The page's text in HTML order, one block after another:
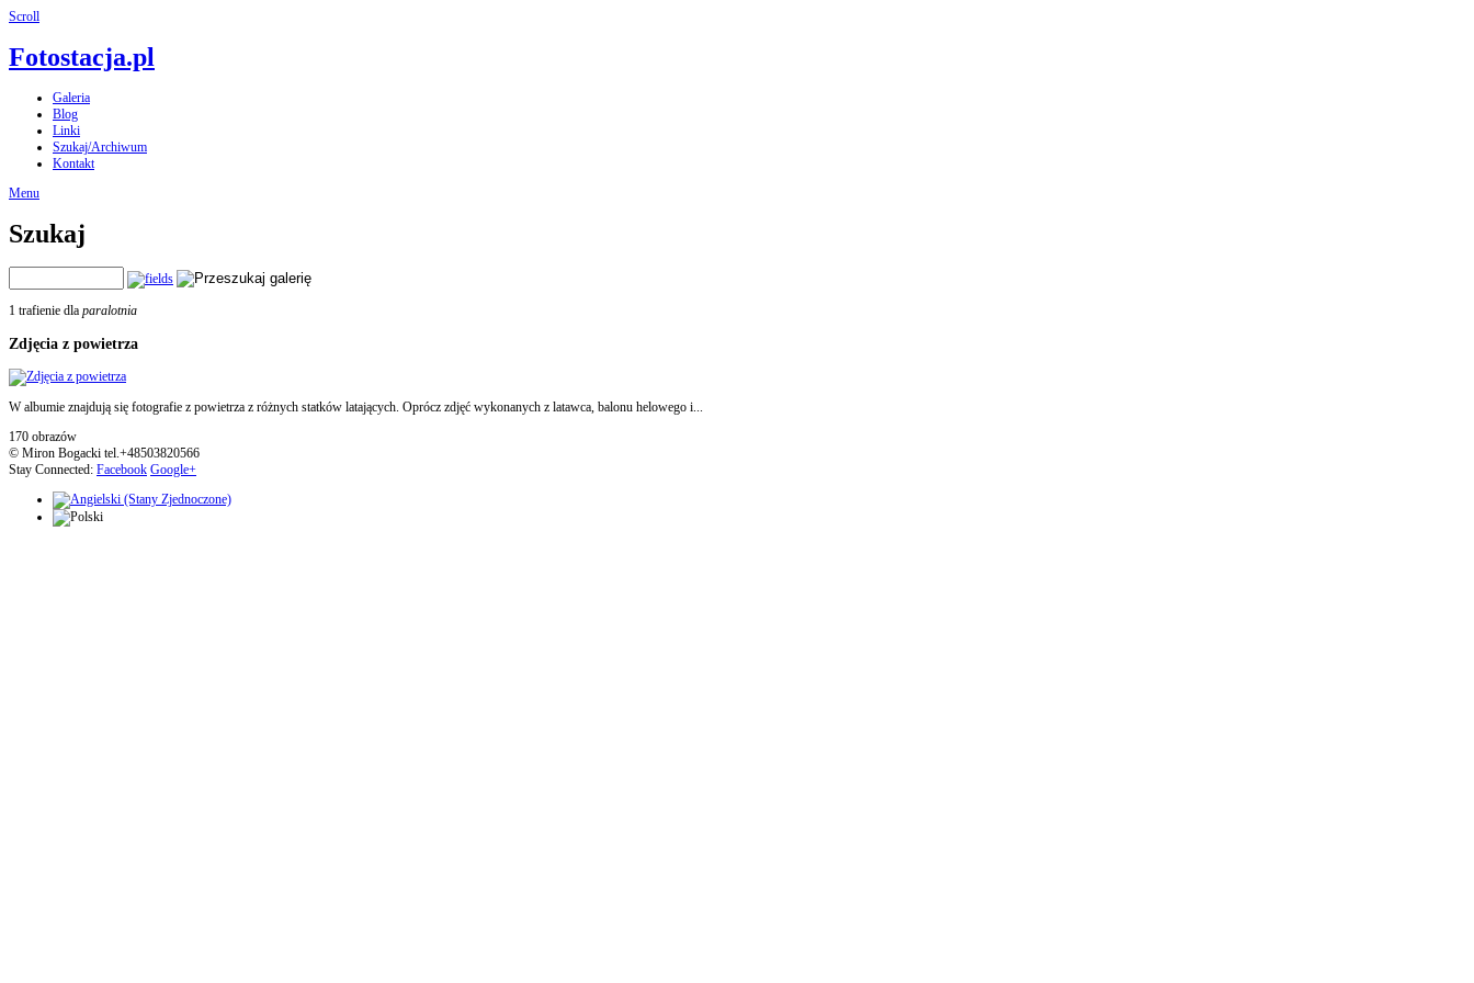
Scroll
Fotostacja.pl
Galeria
Blog
Linki
Szukaj/Archiwum
Kontakt
Menu
Szukaj
1 trafienie dla paralotnia
Zdjęcia z powietrza
W albumie znajdują się fotografie z powietrza z różnych statków latających. Oprócz zdjęć wykonanych z latawca, balonu helowego i...
170 obrazów
© Miron Bogacki tel.+48503820566
Stay Connected: Facebook Google+